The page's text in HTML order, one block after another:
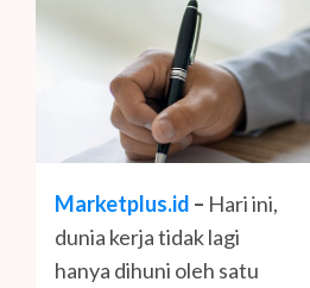
Marketplus.id – Hari ini,
dunia kerja tidak lagi
hanya dihuni oleh satu